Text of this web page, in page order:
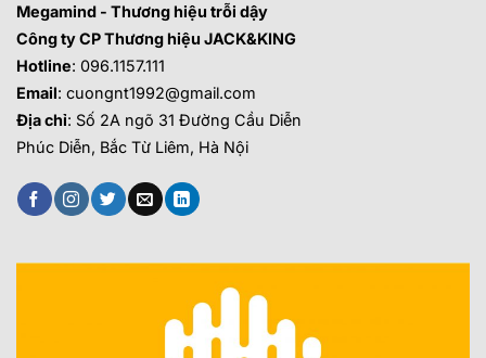
Megamind - Thương hiệu trỗi dậy
Công ty CP Thương hiệu JACK&KING
Hotline: 096.1157.111
Email: cuongnt1992@gmail.com
Địa chỉ: Số 2A ngõ 31 Đường Cầu Diễn
Phúc Diễn, Bắc Từ Liêm, Hà Nội